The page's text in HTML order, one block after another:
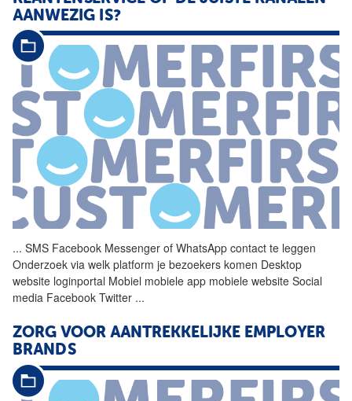
AANWEZIG IS?
... SMS Facebook Messenger of WhatsApp contact te leggen
Onderzoek via welk platform je bezoekers komen Desktop
website loginportal Mobiel mobiele app mobiele website Social
media Facebook Twitter ...
ZORG VOOR AANTREKKELIJKE EMPLOYER
BRANDS